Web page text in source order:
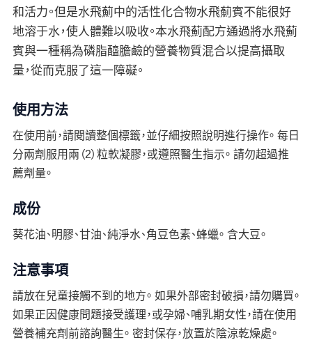
和活力。但是水飛薊中的活性化合物水飛薊賓不能很好
地溶于水，使人體難以吸收。本水飛薊配方通過將水飛薊
賓與一種稱為磷脂醯膽鹼的營養物質混合以提高攝取
量，從而克服了這一障礙。
使用方法
在使用前，請閱讀整個標籤，並仔細按照說明進行操作。 每日
分兩劑服用兩（2）粒軟凝膠，或遵照醫生指示。 請勿超過推
薦劑量。
成份
葵花油、明膠、甘油、純淨水、角豆色素、蜂蠟。 含大豆。
注意事項
請放在兒童接觸不到的地方。 如果外部密封破損，請勿購買。
如果正因健康問題接受護理，或孕婦、哺乳期女性，請在使用
營養補充劑前諮詢醫生。 密封保存，放置於陰涼乾燥處。